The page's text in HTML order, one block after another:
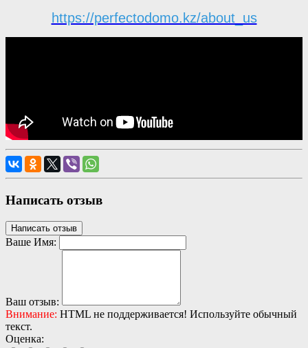
https://perfectodomo.kz/about_us
Написать отзыв
Написать отзыв
Ваше Имя:
Ваш отзыв:
Внимание: HTML не поддерживается! Используйте обычный
текст.
Оценка: